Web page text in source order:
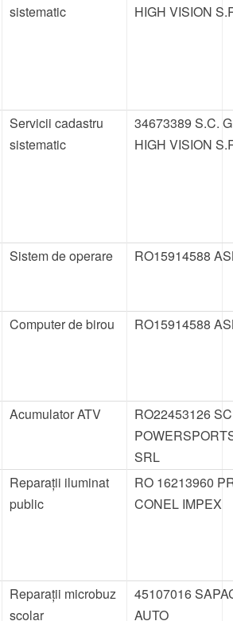
sistematic
HIGH VISION
Servicii cadastru
sistematic
34673389 S.C.
HIGH VISION
Sistem de operare RO15914588
Computer de birou RO15914588
Acumulator ATV
RO22453126 SC
SRL
Reparații iluminat
public
RO 16213960
CONEL IMPEX
Reparații microbuz
școlar
45107016
AUTO